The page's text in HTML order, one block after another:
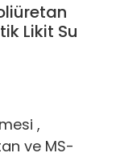
Likit Su
,
ve MS-